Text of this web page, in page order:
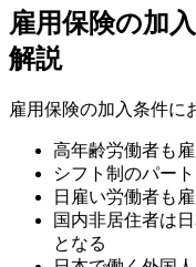
雇用保険の加
解説
雇用保険の加入条件に
高年齢労働者も
シフト制のパー
日雇い労働者も
国内非居住者は
となる